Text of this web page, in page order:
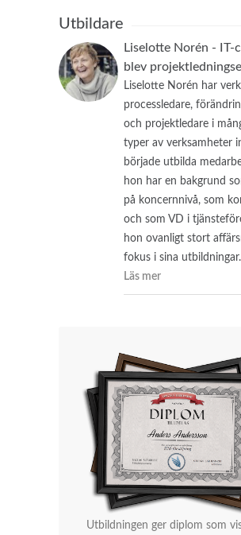
Utbildare
Liselotte Norén - IT-
blev
Liselotte Norén har
processledare,
och projektledare i
typer av verksamheter
började utbilda
hon har en bakgrund
på koncernnivå, som
och som VD i
hon ovanligt stort
fokus i sina utbildningar.
Läs mer
Utbildningen ger diplom som